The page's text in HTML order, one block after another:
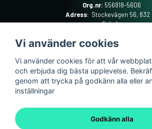
Org.nr: 556818-5606
Adress: Stockevägen 56, 832
Frösön
Telefon:0101889555
Vi använder cookies
Vi använder cookies för att vår
och erbjuda dig bästa upplevelse.
genom att trycka på godkänn alla eller
inställningar
Godkänn alla